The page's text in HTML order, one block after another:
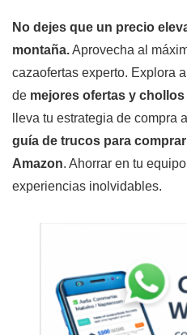
No dejes que un precio
montaña.Aprovecha al
cazaofertas experto. Explora
de mejores ofertas y
lleva tu estrategia de compra
guía de trucos para
Amazon. Ahorrar en tu
experiencias inolvidables.